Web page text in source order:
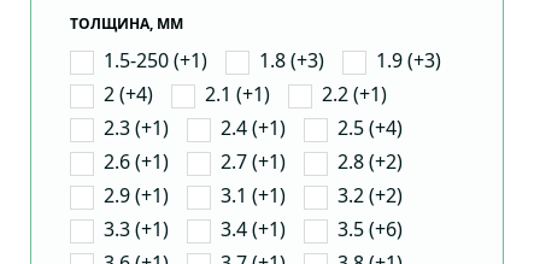
ТОЛЩИНА, ММ
1.5-250 (+1) 1.8 (+3)
1.9 (+3)
2 (+4)
2.1 (+1)
2.2 (+1)
2.3 (+1)
2.4 (+1)
2.5 (+4)
2.6 (+1)
2.7 (+1)
2.8 (+2)
2.9 (+1)
3.1 (+1)
3.2 (+2)
3.3 (+1)
3.4 (+1)
3.5 (+6)